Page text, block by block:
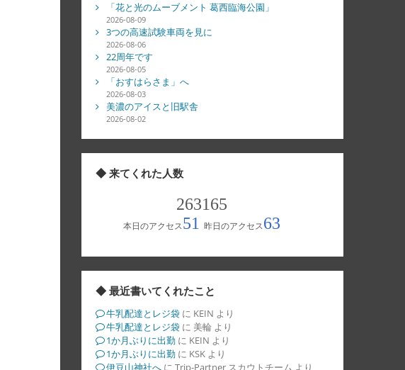
「花と光のムーブメント 葛西臨海公園」
2026-08-09
3つの高速試験車両を見に
2026-08-06
22周年です
2026-08-05
「おすはらさま」へ
2026-08-03
美濃のアイスと旧駅舎
2026-08-02
◆ 来てくれた人数
◆ 最近書いてくれたこと
牛乳配達とレジ袋に KEIN より
牛乳配達とレジ袋に 美輪より
1か月ぶりに出勤に KEIN より
1か月ぶりに出勤に KSKより
伊豆山神社へに Trip-Partner スカウトチーム より